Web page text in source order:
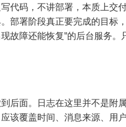
代码，不讲部署，本质上交
部署阶段真正要完成的目标
故障还能恢复”的后台服务。
后面。日志在这里并不是附
该覆盖时间、消息来源、用